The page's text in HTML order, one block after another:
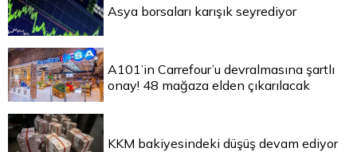
Asya borsaları karışık seyrediyor
A101’in Carrefour’u devralmasına şartlı
onay! 48 mağaza elden çıkarılacak
KKM bakiyesindeki düşüş devam ediyor